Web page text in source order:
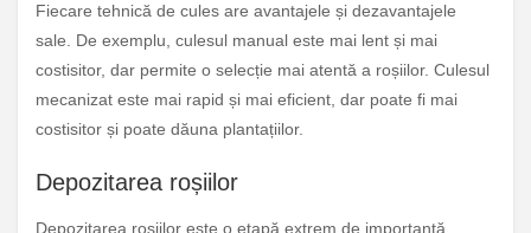
Fiecare tehnică de cules are avantajele și dezavantajele
sale. De exemplu, culesul manual este mai lent și mai
costisitor, dar permite o selecție mai atentă a roșiilor. Culesul
mecanizat este mai rapid și mai eficient, dar poate fi mai
costisitor și poate dăuna plantațiilor.
Depozitarea roșiilor
Depozitarea roșiilor este o etapă extrem de importantă